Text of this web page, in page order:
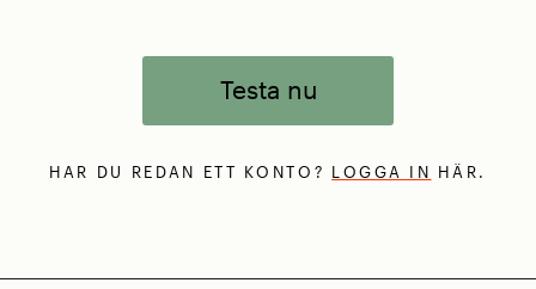
Testa nu
HAR DU REDAN ETT KONTO? LOGGA IN HÄR.